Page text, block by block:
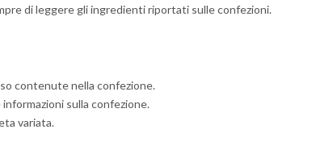
di leggere gli ingredienti riportati sulle confezioni.
contenute nella confezione.
sulla confezione.
variata.